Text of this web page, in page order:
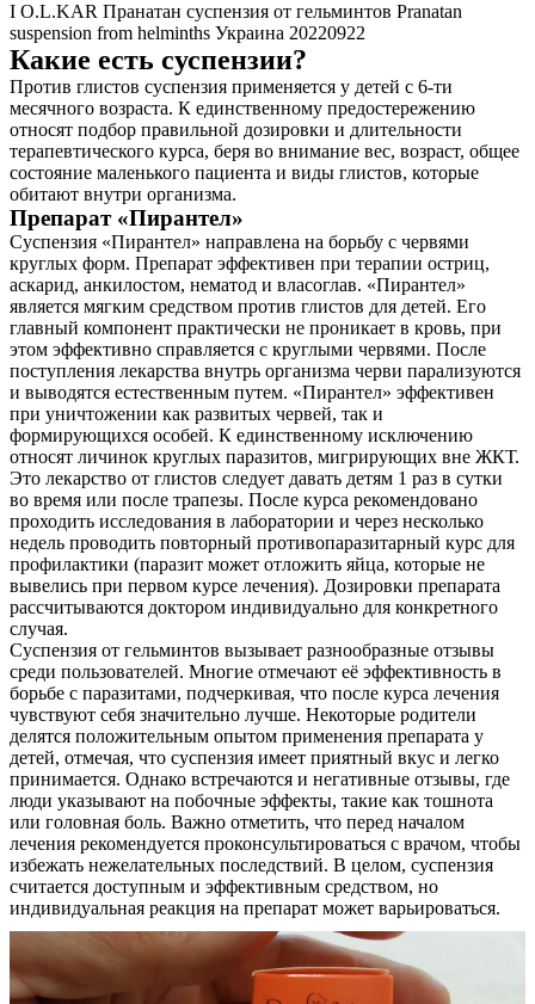
О нас
Услуги
Акции
Отзывы
Статьи
Контакты
I O.L.KAR Пранатан суспензия от гельминтов Pranatan
suspension from helminths Украина 20220922
Какие есть суспензии?
Против глистов суспензия применяется у детей с 6-ти
месячного возраста. К единственному предостережению
относят подбор правильной дозировки и длительности
терапевтического курса, беря во внимание вес, возраст, общее
состояние маленького пациента и виды глистов, которые
обитают внутри организма.
Препарат «Пирантел»
Суспензия «Пирантел» направлена на борьбу с червями
круглых форм. Препарат эффективен при терапии остриц,
аскарид, анкилостом, нематод и власоглав. «Пирантел»
является мягким средством против глистов для детей. Его
главный компонент практически не проникает в кровь, при
этом эффективно справляется с круглыми червями. После
поступления лекарства внутрь организма черви парализуются
и выводятся естественным путем. «Пирантел» эффективен
при уничтожении как развитых червей, так и
формирующихся особей. К единственному исключению
относят личинок круглых паразитов, мигрирующих вне ЖКТ.
Это лекарство от глистов следует давать детям 1 раз в сутки
во время или после трапезы. После курса рекомендовано
проходить исследования в лаборатории и через несколько
недель проводить повторный противопаразитарный курс для
профилактики (паразит может отложить яйца, которые не
вывелись при первом курсе лечения). Дозировки препарата
рассчитываются доктором индивидуально для конкретного
случая.
Суспензия от гельминтов вызывает разнообразные отзывы
среди пользователей. Многие отмечают её эффективность в
борьбе с паразитами, подчеркивая, что после курса лечения
чувствуют себя значительно лучше. Некоторые родители
делятся положительным опытом применения препарата у
детей, отмечая, что суспензия имеет приятный вкус и легко
принимается. Однако встречаются и негативные отзывы, где
люди указывают на побочные эффекты, такие как тошнота
или головная боль. Важно отметить, что перед началом
лечения рекомендуется проконсультироваться с врачом, чтобы
избежать нежелательных последствий. В целом, суспензия
считается доступным и эффективным средством, но
индивидуальная реакция на препарат может варьироваться.